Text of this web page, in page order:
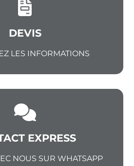
DEVIS
LES INFORMATIONS
EXPRESS
NOUS SUR WHATSAPP